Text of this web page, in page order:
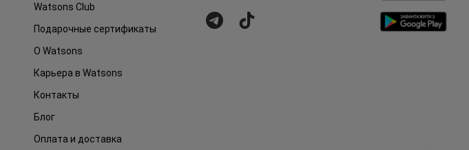
Watsons Club
Подарочные сертификаты
О Watsons
Карьера в Watsons
Контакты
Блог
Оплата и доставка